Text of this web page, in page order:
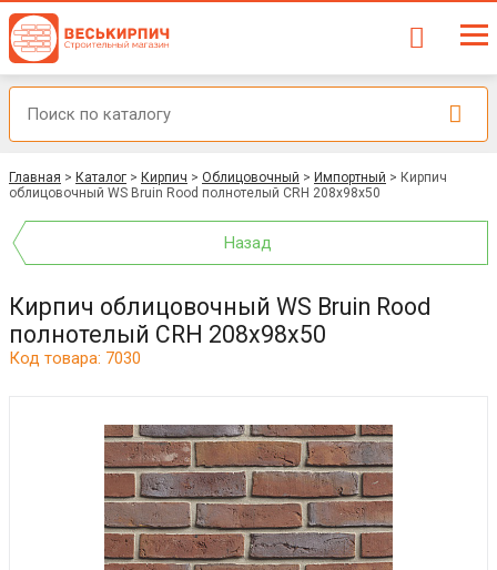
Главная > Каталог > Кирпич > Облицовочный > Импортный > Кирпич
облицовочный WS Bruin Rood полнотелый CRH 208x98x50
Назад
Кирпич облицовочный WS Bruin Rood
полнотелый CRH 208x98x50
Код товара: 7030